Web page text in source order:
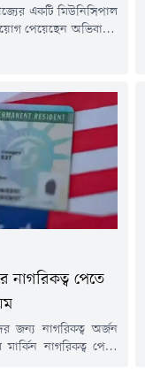
একটি মিউনিসিপাল
পেয়েছেন অভিবাসন
মুসলিম হিজাবি
আসমা আলীর
সংশ্লিষ্ট সরকারি
আনুষ্ঠানিক ঘোষণা
নাগরিকত্ব পেতে
জন্য নাগরিকত্ব অর্জন
নাগরিকত্ব পেতে